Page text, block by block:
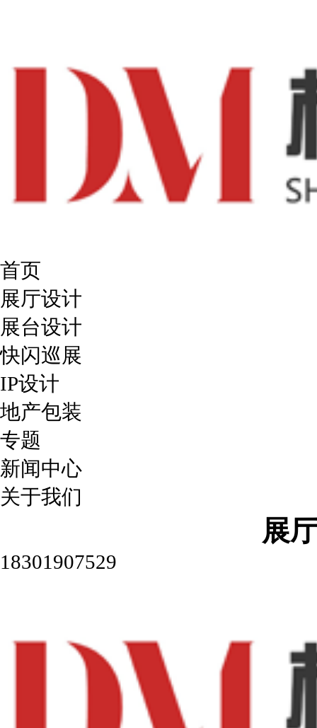
首页
展厅设计
展台设计
快闪巡展
IP设计
地产包装
专题
新闻中心
关于我们
展
18301907529